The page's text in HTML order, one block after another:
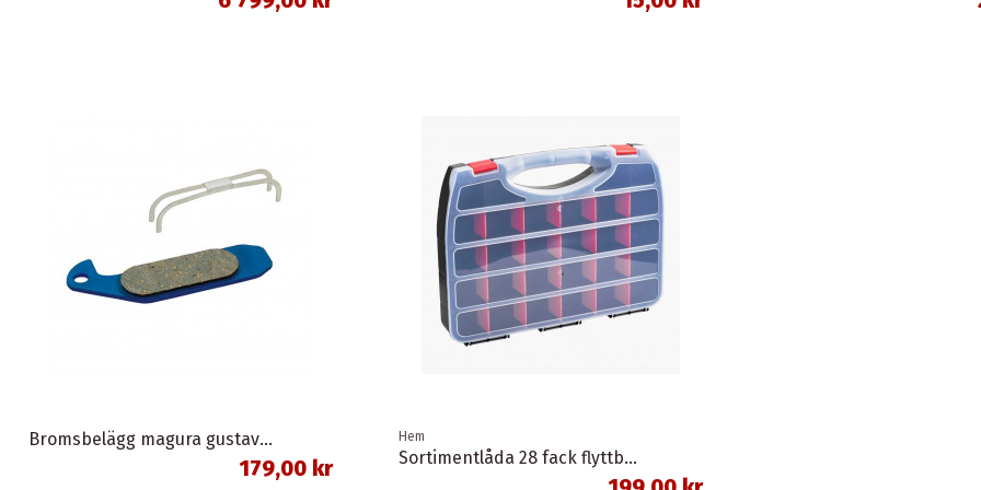
Bromsbelägg magura gustav m organisk union
179,00 kr
Hem
Sortimentlåda 28 fack flyttbara mellanväggar